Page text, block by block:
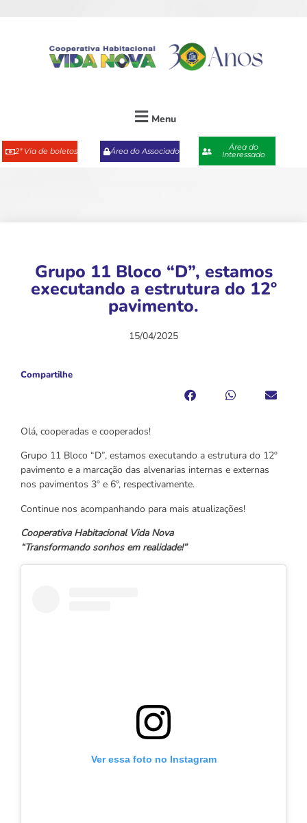
Menu
2ª Via de boletos Área do Associado Área do
Interessado
Grupo 11 Bloco “D”, estamos
executando a estrutura do 12º
pavimento.
15/04/2025
Compartilhe
Olá, cooperadas e cooperados!
Grupo 11 Bloco “D”, estamos executando a estrutura do 12º
pavimento e a marcação das alvenarias internas e externas
nos pavimentos 3º e 6º, respectivamente.
Continue nos acompanhando para mais atualizações!
Cooperativa Habitacional Vida Nova
“Transformando sonhos em realidade!”
Ver essa foto no Instagram